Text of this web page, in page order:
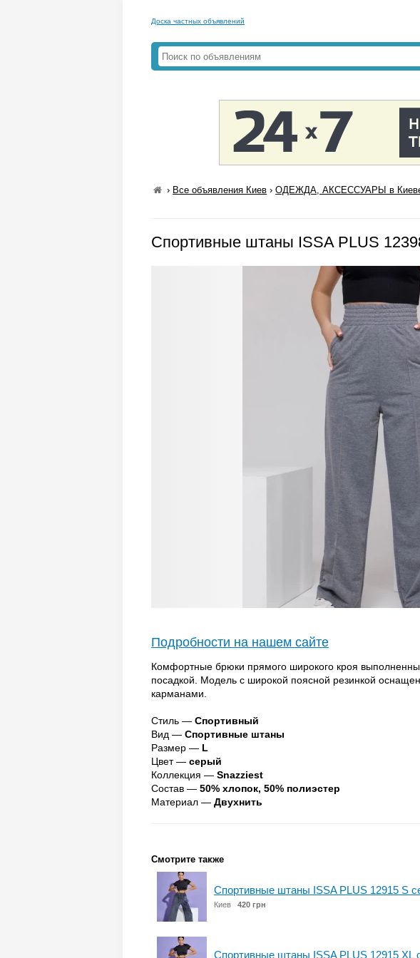
Доска частных объявлений
› Все объявления Киев ›ОДЕЖДА, АКСЕССУАРЫ в
Спортивные штаны ISSA PLUS
Подробности на нашем сайте
Комфортные брюки прямого широкого кроя
посадкой. Модель с широкой поясной резинкой
карманами.
Стиль — Спортивный
Вид — Спортивные штаны
Размер — L
Цвет — серый
Коллекция — Snazziest
Состав — 50% хлопок, 50% полиэстер
Материал — Двухнить
Смотрите также
Спортивные штаны ISSA PLUS 12915 S
Киев 420 грн
Спортивные штаны ISSA PLUS 12915 XL